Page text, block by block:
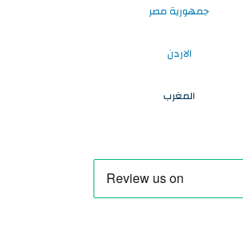
جمهورية مصر
الاردن
المغرب